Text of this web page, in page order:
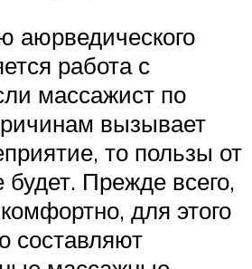
аюрведического
работа с
массажист по
вызывает
то пользы от
Прежде всего,
для этого
составляют